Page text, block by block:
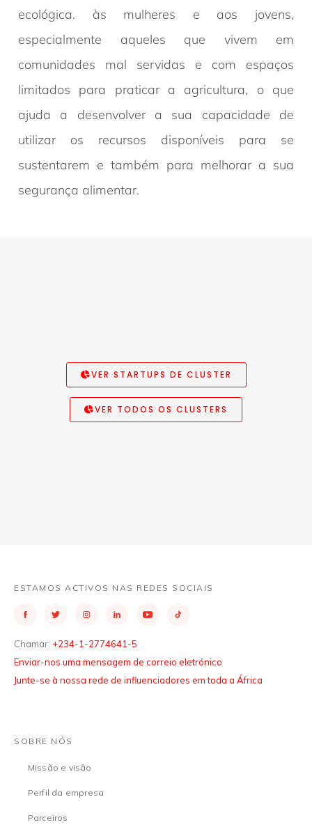
ecológica. às mulheres e aos jovens,
especialmente aqueles que vivem em
comunidades mal servidas e com espaços
limitados para praticar a agricultura, o que
ajuda a desenvolver a sua capacidade de
utilizar os recursos disponíveis para se
sustentarem e também para melhorar a sua
segurança alimentar.
VER STARTUPS DE CLUSTER
VER TODOS OS CLUSTERS
ESTAMOS ACTIVOS NAS REDES SOCIAIS
Chamar: +234-1-2774641-5
Enviar-nos uma mensagem de correio eletrónico
Junte-se à nossa rede de influenciadores em toda a África
SOBRE NÓS
Missão e visão
Perfil da empresa
Parceiros